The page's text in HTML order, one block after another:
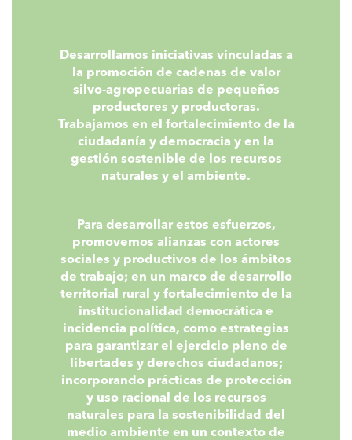
Desarrollamos iniciativas vinculadas a
la promoción de cadenas de valor
silvo-agropecuarias de pequeños
productores y productoras.
Trabajamos en el fortalecimiento de la
ciudadanía y democracia y en la
gestión sostenible de los recursos
naturales y el ambiente.
Para desarrollar estos esfuerzos,
promovemos alianzas con actores
sociales y productivos de los ámbitos
de trabajo; en un marco de desarrollo
territorial rural y fortalecimiento de la
institucionalidad democrática e
incidencia política, como estrategias
para garantizar el ejercicio pleno de
libertades y derechos ciudadanos;
incorporando prácticas de protección
y uso racional de los recursos
naturales para la sostenibilidad del
medio ambiente en un contexto de